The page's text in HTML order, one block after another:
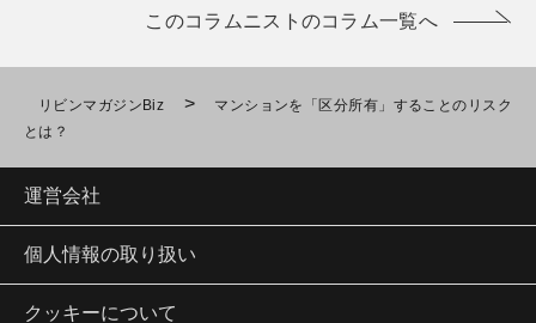
このコラムニストのコラム一覧へ
リビンマガジンBiz >
マンションを「区分所有」することのリスク
とは？
運営会社
個人情報の取り扱い
クッキーについて